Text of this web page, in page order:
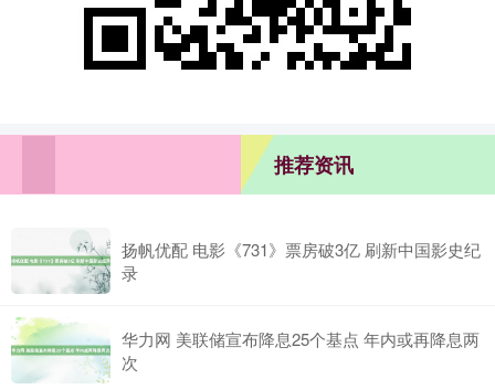
推荐资讯
扬帆优配 电影《731》票房破3亿 刷新中国影史纪
录
华力网 美联储宣布降息25个基点 年内或再降息两
次